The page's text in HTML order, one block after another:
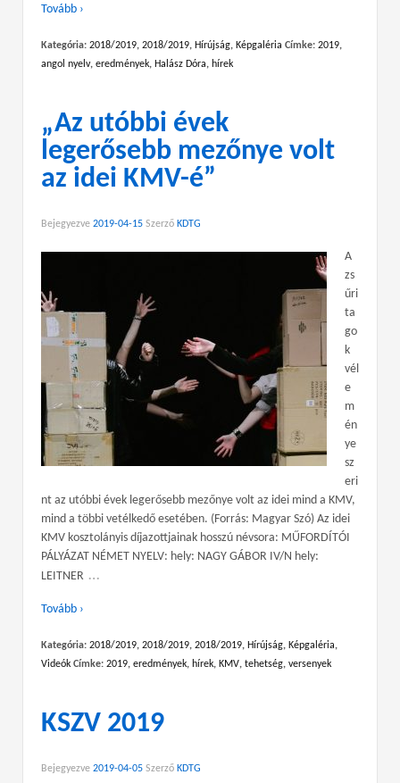
Tovább ›
Kategória: 2018/2019, 2018/2019, Hírújság, Képgaléria Címke: 2019,
angol nyelv, eredmények, Halász Dóra, hírek
„Az utóbbi évek
legerősebb mezőnye volt
az idei KMV-é”
Bejegyezve 2019-04-15 Szerző KDTG
A
zs
űri
ta
go
k
vél
e
m
én
ye
sz
eri
nt az utóbbi évek legerősebb mezőnye volt az idei mind a KMV,
mind a többi vetélkedő esetében. (Forrás: Magyar Szó) Az idei
KMV kosztolányis díjazottjainak hosszú névsora: MŰFORDÍTÓI
PÁLYÁZAT NÉMET NYELV: hely: NAGY GÁBOR IV/N hely:
LEITNER …
Tovább ›
Kategória: 2018/2019, 2018/2019, 2018/2019, Hírújság, Képgaléria,
Videók Címke: 2019, eredmények, hírek, KMV, tehetség, versenyek
KSZV 2019
Bejegyezve 2019-04-05 Szerző KDTG